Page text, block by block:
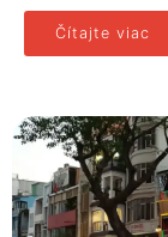
Čítajte viac